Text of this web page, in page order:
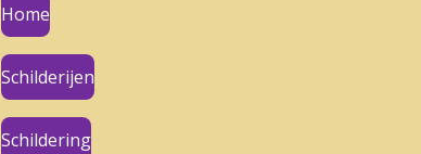
Home
Schilderijen
Schildering